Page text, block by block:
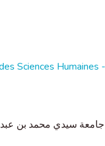
Sciences Humaines -
جامعة سيدي محمد بن عبد